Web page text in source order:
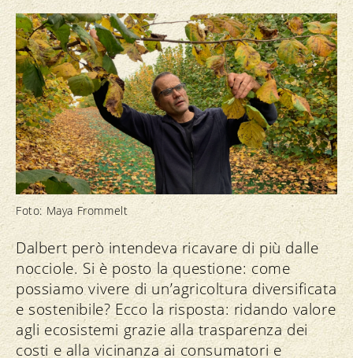
Foto: Maya Frommelt
Dalbert però intendeva ricavare di più dalle
nocciole. Si è posto la questione: come
possiamo vivere di un’agricoltura diversificata
e sostenibile? Ecco la risposta: ridando valore
agli ecosistemi grazie alla trasparenza dei
costi e alla vicinanza ai consumatori e